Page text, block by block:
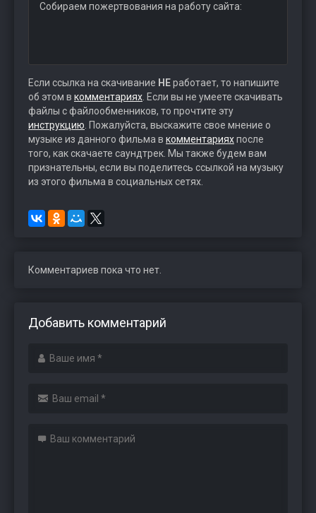
Собираем пожертвования на работу сайта:
Если ссылка на скачивание НЕработает, то напишите
об этом в комментариях . Если вы не умеете скачивать
файлы с файлообменников, то прочтите эту
инструкцию . Пожалуйста, выскажите свое мнение о
музыке из данного фильма в комментарияхпосле
того, как скачаете саундтрек. Мы также будем вам
признательны, если вы поделитесь ссылкой на музыку
из этого фильма в социальных сетях.
Комментариев пока что нет.
Добавить комментарий